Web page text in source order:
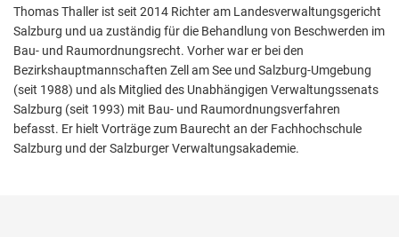
Thomas Thaller ist seit 2014 Richter am Landesverwaltungsgericht
Salzburg und ua zuständig für die Behandlung von Beschwerden im
Bau- und Raumordnungsrecht. Vorher war er bei den
Bezirkshauptmannschaften Zell am See und Salzburg-Umgebung
(seit 1988) und als Mitglied des Unabhängigen Verwaltungssenats
Salzburg (seit 1993) mit Bau- und Raumordnungsverfahren
befasst. Er hielt Vorträge zum Baurecht an der Fachhochschule
Salzburg und der Salzburger Verwaltungsakademie.